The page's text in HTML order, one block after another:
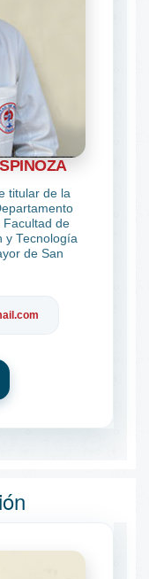
titular de la
Facultad de
y Tecnología
de San